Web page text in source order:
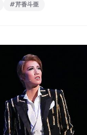
#芹香斗亜